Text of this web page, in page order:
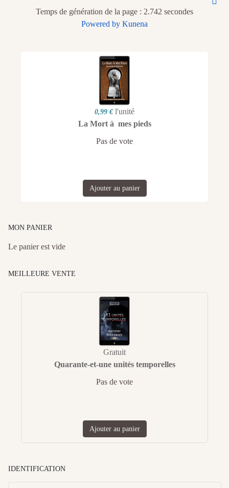
Temps de génération de la page : 2.742 secondes
Powered by Kunena
0,99 € l'unité
La Mort à mes pieds
Pas de vote
Ajouter au panier
MON PANIER
Le panier est vide
MEILLEURE VENTE
Gratuit
Quarante-et-une unités temporelles
Pas de vote
Ajouter au panier
IDENTIFICATION